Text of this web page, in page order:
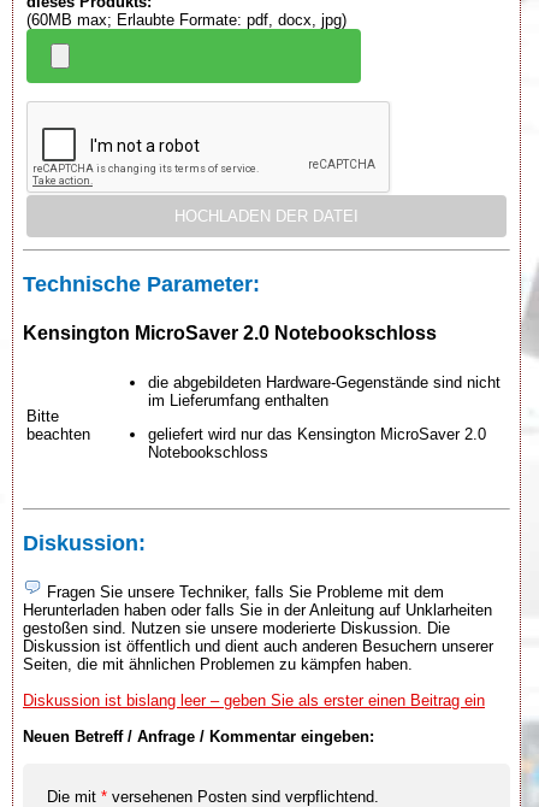
(60MB max; Erlaubte Formate: pdf, docx, jpg)
Technische Parameter:
Kensington MicroSaver 2.0 Notebookschloss
Bitte
beachten
die abgebildeten Hardware-Gegenstände sind nicht
im Lieferumfang enthalten
geliefert wird nur das Kensington MicroSaver 2.0
Notebookschloss
Diskussion:
Fragen Sie unsere Techniker, falls Sie Probleme mit dem
Herunterladen haben oder falls Sie in der Anleitung auf Unklarheiten
gestoßen sind. Nutzen sie unsere moderierte Diskussion. Die
Diskussion ist öffentlich und dient auch anderen Besuchern unserer
Seiten, die mit ähnlichen Problemen zu kämpfen haben.
Diskussion ist bislang leer – geben Sie als erster einen Beitrag ein
Neuen Betreff / Anfrage / Kommentar eingeben:
Die mit * versehenen Posten sind verpflichtend.